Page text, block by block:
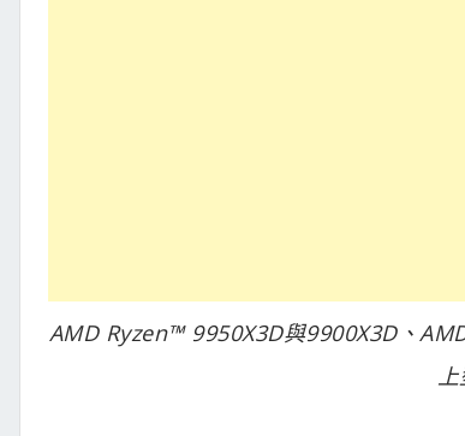
AMD Ryzen™ 9950X3D與9900X3D、